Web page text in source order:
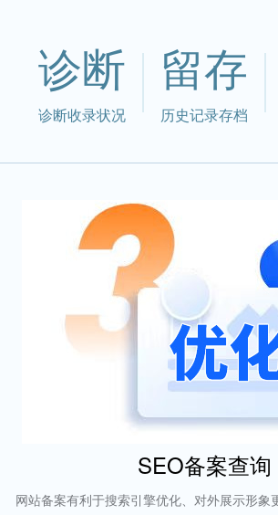
诊断
诊断收录状况
留存
历史记录存档
SEO备案查询
网站备案有利于搜索引擎优化、对外展示形象